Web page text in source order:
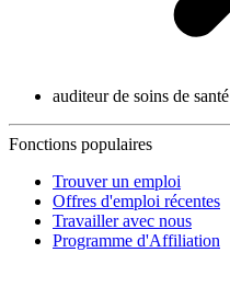
auditeur de soins de santé
Fonctions populaires
Trouver un emploi
Offres d'emploi récentes
Travailler avec nous
Programme d'Affiliation